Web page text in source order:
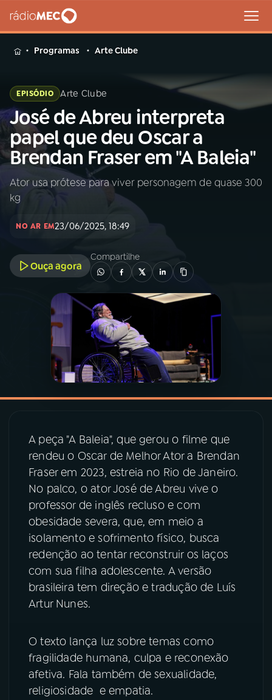
MENU
Buscar
na
Rádio
MEC
Buscar
Início AO VIVO
INÍCIO
A RÁDIO
PROGRAMAÇÃO
PROGRAMAS
PODCASTS
07ÚLTIMAS
08PRÊMIO RÁDIO MEC
ACOMPANHE A RÁDIO MEC
YouTube Facebook
Instagram
Programas Arte Clube
EPISÓDIO Arte Clube
José de Abreu interpreta
papel que deu Oscar a
Brendan Fraser em "A Baleia"
Ator usa prótese para viver personagem de quase 300
kg
NO AR EM23/06/2025, 18:49
Ouça agora
Compartilhe
A peça "A Baleia", que gerou o filme que
rendeu o Oscar de Melhor Ator a Brendan
Fraser em 2023, estreia no Rio de Janeiro.
No palco, o ator José de Abreu vive o
professor de inglês recluso e com
obesidade severa, que, em meio a
isolamento e sofrimento físico, busca
redenção ao tentar reconstruir os laços
com sua filha adolescente. A versão
brasileira tem direção e tradução de Luís
Artur Nunes.
O texto lança luz sobre temas como
fragilidade humana, culpa e reconexão
afetiva. Fala também de sexualidade,
religiosidade e empatia.